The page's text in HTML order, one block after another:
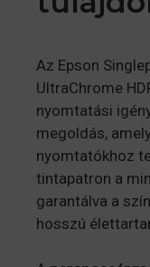
Az Epson
UltraChrome
nyomtatási
megoldás,
nyomtatókhoz
tintapatron a
garantálva a
hosszú